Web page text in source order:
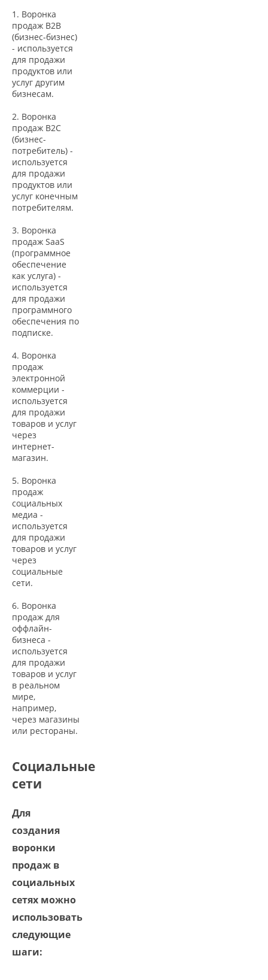
1. Воронка
продаж B2B
(бизнес-бизнес)
- используется
для продажи
продуктов или
услуг другим
бизнесам.
2. Воронка
продаж B2C
(бизнес-
потребитель) -
используется
для продажи
продуктов или
услуг конечным
потребителям.
3. Воронка
продаж SaaS
(программное
обеспечение
как услуга) -
используется
для продажи
программного
обеспечения по
подписке.
4. Воронка
продаж
электронной
коммерции -
используется
для продажи
товаров и услуг
через
интернет-
магазин.
5. Воронка
продаж
социальных
медиа -
используется
для продажи
товаров и услуг
через
социальные
сети.
6. Воронка
продаж для
оффлайн-
бизнеса -
используется
для продажи
товаров и услуг
в реальном
мире,
например,
через магазины
или рестораны.
Социальные
сети
Для
создания
воронки
продаж в
социальных
сетях можно
использовать
следующие
шаги: